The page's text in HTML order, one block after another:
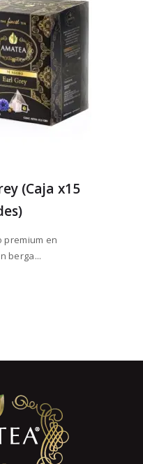
(Caja x15
premium en
berga...